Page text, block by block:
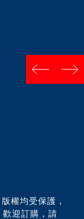
prev next
權均受保護，
歡迎訂購，請